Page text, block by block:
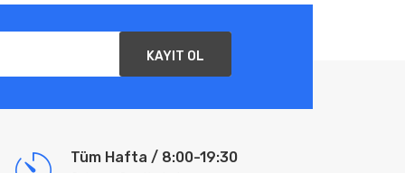
KAYIT OL
Tüm Hafta / 8:00-19:30